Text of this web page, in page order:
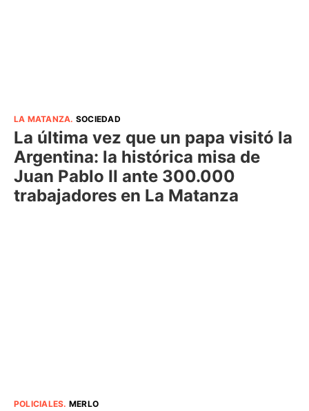
LA MATANZA. SOCIEDAD
La última vez que un papa visitó la
Argentina: la histórica misa de
Juan Pablo II ante 300.000
trabajadores en La Matanza
POLICIALES. MERLO